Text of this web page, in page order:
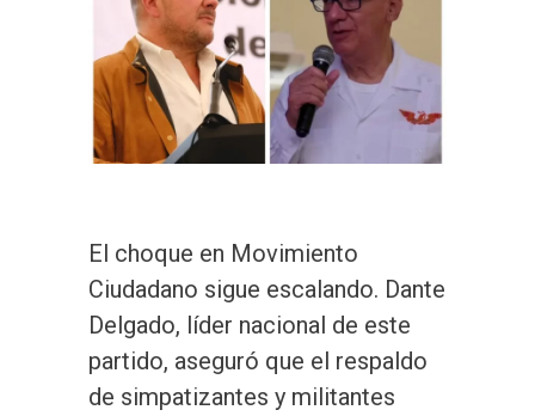
El choque en Movimiento
Ciudadano sigue escalando. Dante
Delgado, líder nacional de este
partido, aseguró que el respaldo
de simpatizantes y militantes